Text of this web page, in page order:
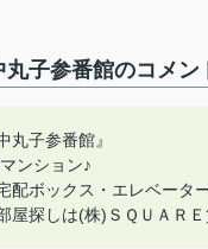
子参番館のコメン
丸子参番館』
ンション♪
配ボックス・エレベータ
屋探しは(株)ＳＱＵＡＲ